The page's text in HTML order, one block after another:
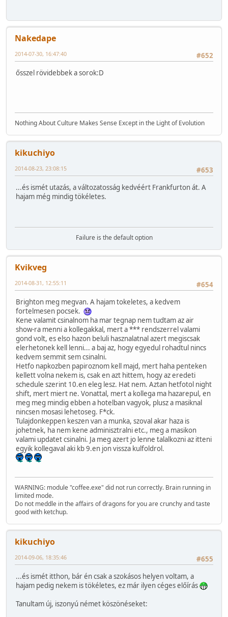
Nakedape
#652
2014-07-30, 16:47:40
ősszel rövidebbek a sorok:D
Nothing About Culture Makes Sense Except in the Light of Evolution
kikuchiyo
#653
2014-08-23, 23:08:15
...és ismét utazás, a változatosság kedvéért Frankfurton át. A
hajam még mindig tökéletes.
Failure is the default option
Kvikveg
#654
2014-08-31, 12:55:11
Brighton meg megvan. A hajam tokeletes, a kedvem
fortelmesen pocsek.
Kene valamit csinalnom ha mar tegnap nem tudtam az air
show-ra menni a kollegakkal, mert a *** rendszerrel valami
gond volt, es elso hazon beluli hasznalatnal azert megiscsak
elerhetonek kell lenni... a baj az, hogy egyedul rohadtul nincs
kedvem semmit sem csinalni.
Hetfo napkozben papiroznom kell majd, mert haha penteken
kellett volna nekem is, csak en azt hittem, hogy az eredeti
schedule szerint 10.en eleg lesz. Hat nem. Aztan hetfotol night
shift, mert miert ne. Vonattal, mert a kollega ma hazarepul, en
meg meg mindig ebben a hotelban vagyok, plusz a masiknal
nincsen mosasi lehetoseg. F*ck.
Tulajdonkeppen keszen van a munka, szoval akar haza is
johetnek, ha nem kene adminisztralni etc., meg a masikon
valami updatet csinalni. Ja meg azert jo lenne talalkozni az itteni
egyik kollegaval aki kb 9.en jon vissza kulfoldrol.
WARNING: module "coffee.exe" did not run correctly. Brain running in
limited mode.
Do not meddle in the affairs of dragons for you are crunchy and taste
good with ketchup.
kikuchiyo
#655
2014-09-06, 18:35:46
...és ismét itthon, bár én csak a szokásos helyen voltam, a
hajam pedig nekem is tökéletes, ez már ilyen céges előírás
Tanultam új, iszonyú német köszönéseket: